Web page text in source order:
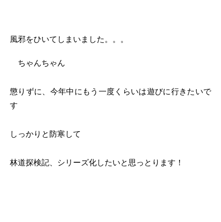
風邪をひいてしまいました。。。
ちゃんちゃん
懲りずに、今年中にもう一度くらいは遊びに行きたいで
す
しっかりと防寒して
林道探検記、シリーズ化したいと思っとります！